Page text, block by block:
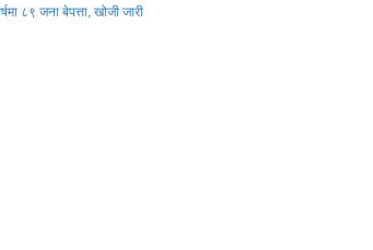
८९ जना बेपत्ता, खोजी जारी